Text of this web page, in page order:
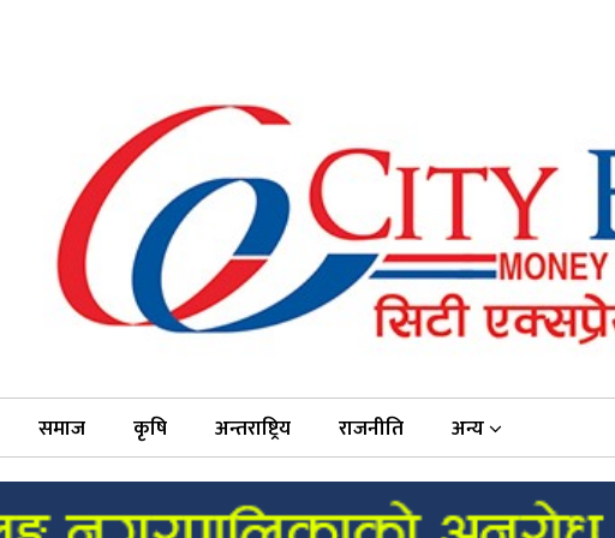
समाज कृषि अन्तराष्ट्रिय राजनीति अन्य